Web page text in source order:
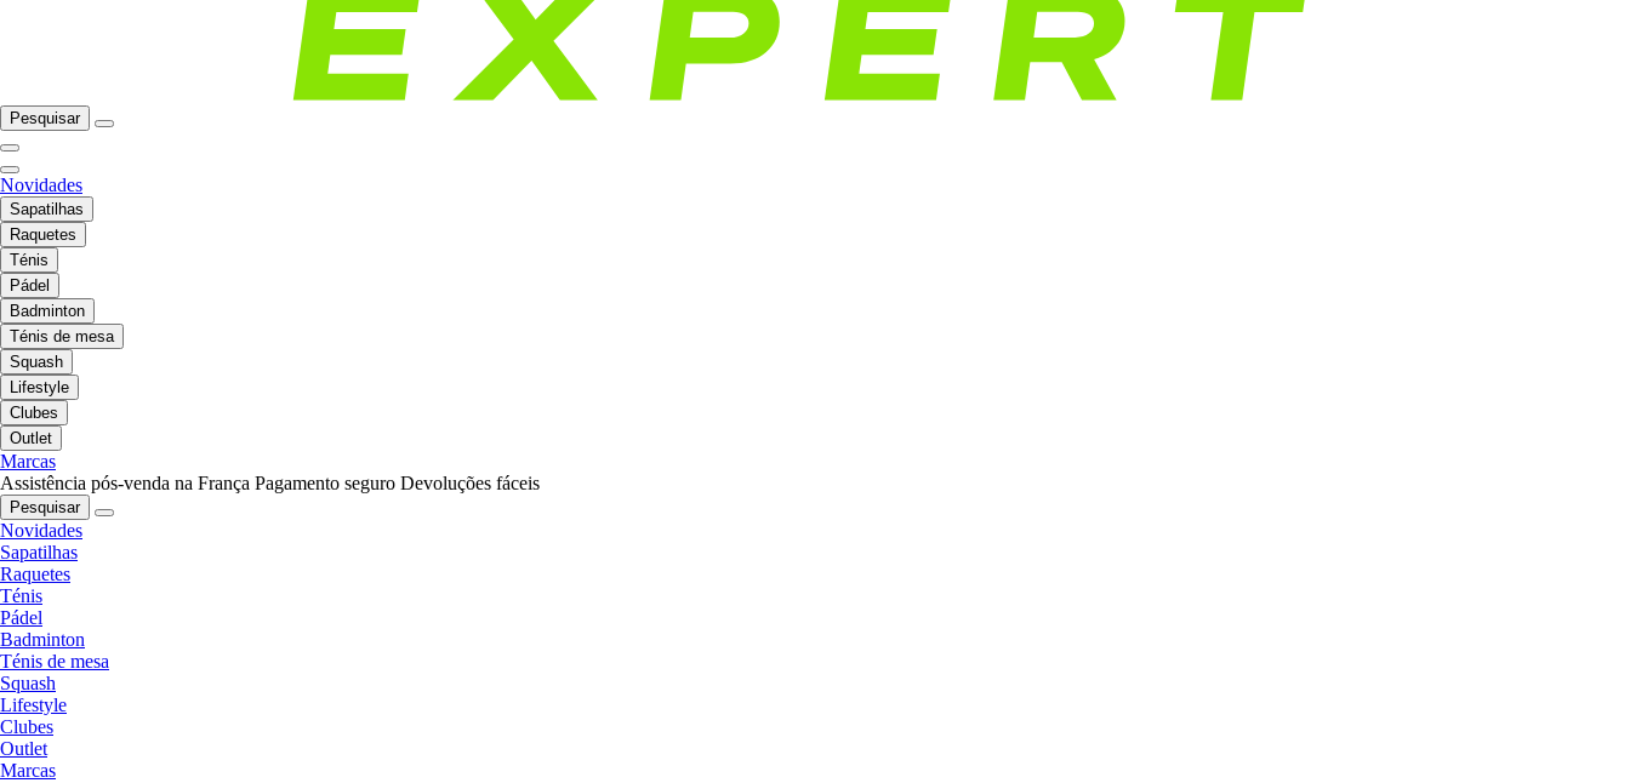
Pesquisar
Novidades
Sapatilhas
Raquetes
Ténis
Pádel
Badminton
Ténis de mesa
Squash
Lifestyle
Clubes
Outlet
Marcas
Assistência pós-venda na França Pagamento seguro Devoluções fáceis
Pesquisar
Novidades
Sapatilhas
Raquetes
Ténis
Pádel
Badminton
Ténis de mesa
Squash
Lifestyle
Clubes
Outlet
Marcas